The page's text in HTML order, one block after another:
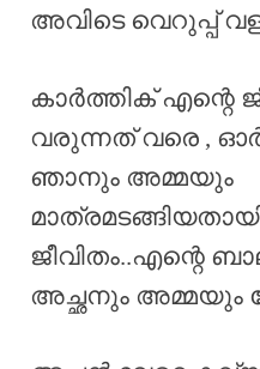
അവിടെ വെറുപ്പ്
കാർത്തിക് എന്റെ
വരുന്നത് വരെ ,
ഞാനും അമ്മയും
ജീവിതം..എന്റെ
അച്ഛനും അമ്മയും